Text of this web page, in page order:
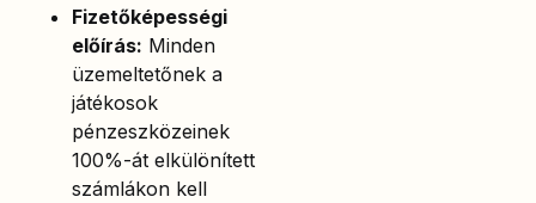
Fizetőképességi
előírás: Minden
üzemeltetőnek a
játékosok
pénzeszközeinek
100%-át elkülönített
számlákon kell